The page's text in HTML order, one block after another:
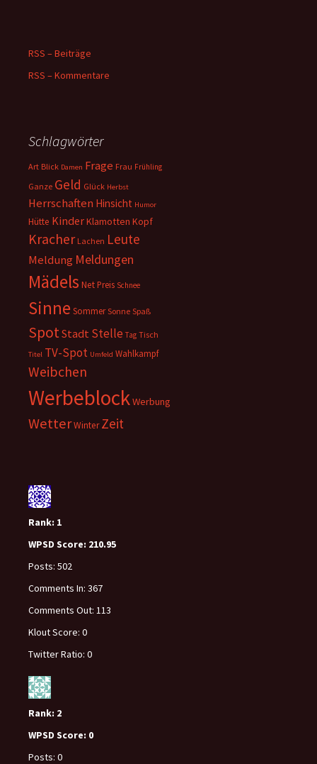
RSS – Beiträge
RSS – Kommentare
Schlagwörter
Art Blick Damen Frage Frau Frühling
Ganze Geld Glück Herbst
Herrschaften Hinsicht Humor
Hütte KinderKlamotten Kopf
Kracher Lachen Leute
Meldung Meldungen
Mädels NetPreis Schnee
Sinne Sommer Sonne Spaß
SpotStadt Stelle Tag Tisch
Titel TV-Spot Umfeld Wahlkampf
Weibchen
WerbeblockWerbung
WetterWinter Zeit
Rank: 1
WPSD Score: 210.95
Posts: 502
Comments In: 367
Comments Out: 113
Klout Score: 0
Twitter Ratio: 0
Rank: 2
WPSD Score: 0
Posts: 0